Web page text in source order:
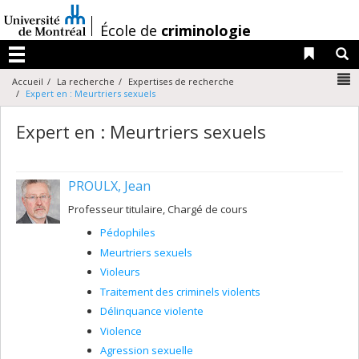
au
contenu
/École de criminologie
Menu
Liens
Accueil La recherche
Expertises de recherche
Expert en : Meurtriers sexuels
Expert en : Meurtriers sexuels
PROULX, Jean
Professeur titulaire, Chargé de cours
Pédophiles
Meurtriers sexuels
Violeurs
Traitement des criminels violents
Délinquance violente
Violence
Agression sexuelle